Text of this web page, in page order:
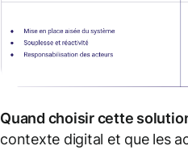
Quand choisir cette
contexte digital et que les